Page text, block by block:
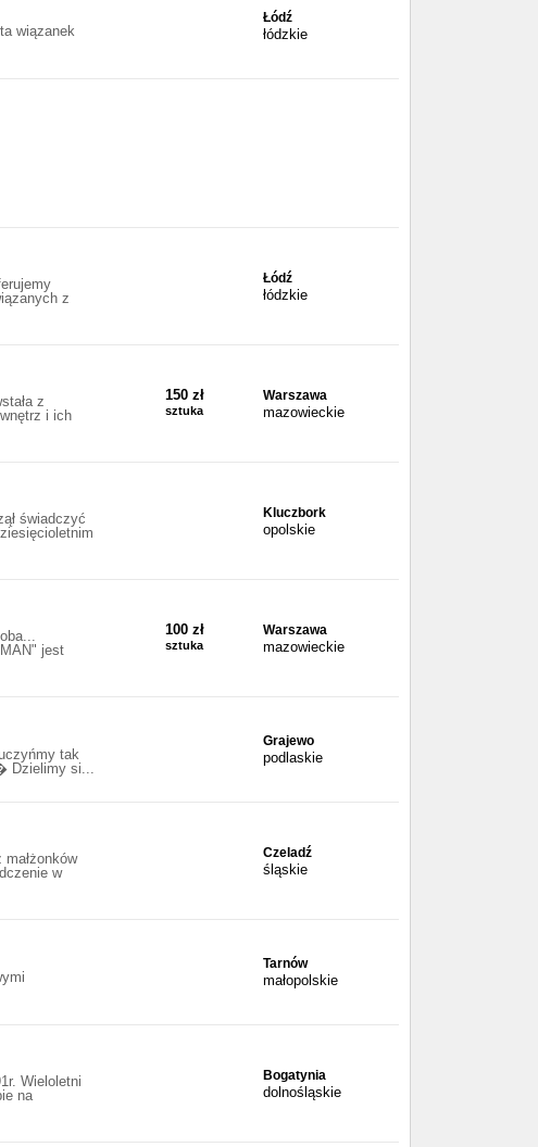
wiązanek
Łódź
łódzkie
z
Łódź
łódzkie
z
i ich
150 zł
sztuka
Warszawa
mazowieckie
świadczyć
Kluczbork
opolskie
jest
100 zł
sztuka
Warszawa
mazowieckie
tak
Dzielimy si...
Grajewo
podlaskie
w
Czeladź
śląskie
Tarnów
małopolskie
Wieloletni
na
Bogatynia
dolnośląskie